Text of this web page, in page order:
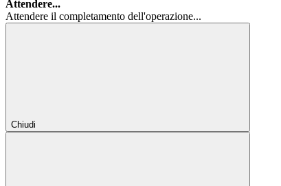
Attendere...
Attendere il completamento dell'operazione...
Chiudi